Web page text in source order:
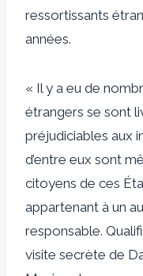
ressortissants
années.
« Il y a eu de
étrangers se sont
préjudiciables aux
d’entre eux sont
citoyens de ces
appartenant à un
responsable.
visite secrète de